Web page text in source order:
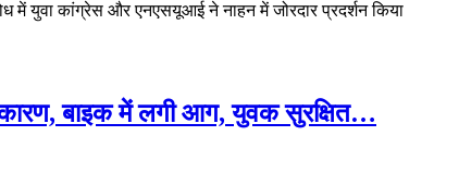
में युवा कांग्रेस और एनएसयूआई ने नाहन में जोरदार प्रदर्शन किया
बाइक में लगी आग, युवक सुरक्षित…